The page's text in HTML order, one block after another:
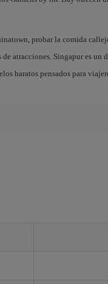
probar la comida
atracciones. Singapur es un
baratos pensados para